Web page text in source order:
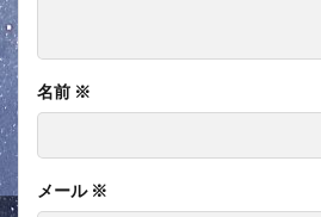
名前 ※
メール ※